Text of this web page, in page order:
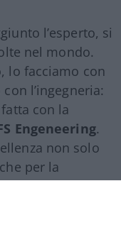
l’esperto, si
nel mondo.
lo facciamo con
l’ingegneria:
con la
Engeneering.
non solo
per la
lavori in questo